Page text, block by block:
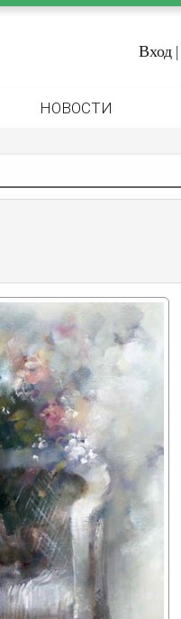
Вход |
НОВОСТИ